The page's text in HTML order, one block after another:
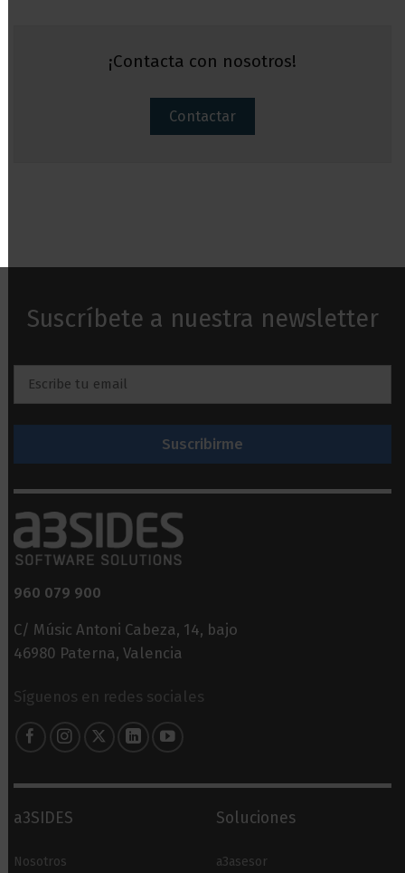
¡Contacta con nosotros!
Contactar
Suscríbete a nuestra newsletter
Email
960 079 900
C/ Músic Antoni Cabeza, 14, bajo
46980 Paterna, Valencia
Síguenos en redes sociales
a3SIDES
Nosotros
Soluciones
a3asesor